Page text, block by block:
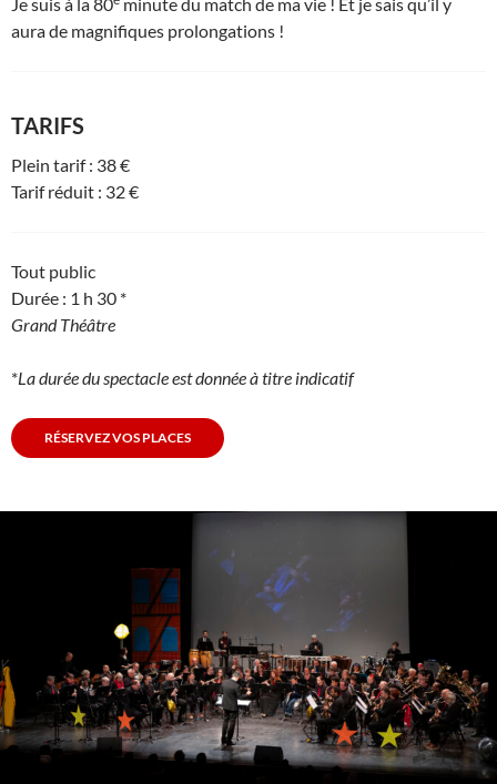
aura de magnifiques prolongations !
TARIFS
Plein tarif : 38 €
Tarif réduit : 32 €
Tout public
Durée : 1 h 30 *
Grand Théâtre
*La durée du spectacle est donnée à titre indicatif
RÉSERVEZ VOS PLACES